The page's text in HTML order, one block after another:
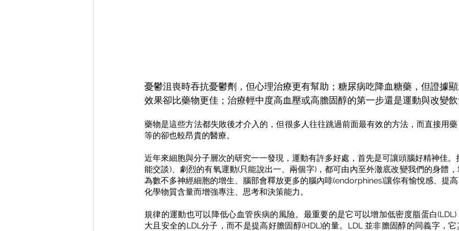
憂鬱沮喪時吞抗憂鬱劑，但心理治療更有幫助；糖尿病吃降血糖藥，但證據
效果卻比藥物更佳；治療輕中度高血壓或高膽固醇的第一步還是運動與改變
藥物是這些方法都失敗後才介入的，但很多人往往跳過前面最有效的方法，而直接用
等的卻也較昂貴的醫療。
近年來細胞與分子層次的研究一一發現，運動有許多好處，首先是可讓頭腦好精神佳。
能交談)、劇烈的有氧運動(只能說出一、兩個字)，都可由內至外澈底改變我們的身體
為數不多神經細胞的增生、腦部會釋放更多的腦內啡(endorphines)讓你有愉悅感、提
化學物質含量而增強專注、思考和決策能力。
規律的運動也可以降低心血管疾病的風險。最重要的是它可以增加低密度脂蛋白
大且安全的LDL分子，而不是提高好膽固醇(HDL)的量。LDL 並非膽固醇的同義字，